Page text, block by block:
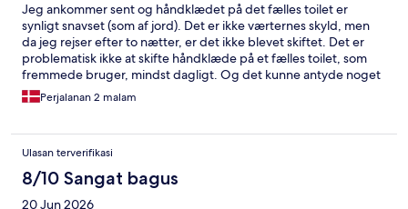
Jeg ankommer sent og håndklædet på det fælles toilet er
synligt snavset (som af jord). Det er ikke værternes skyld, men
da jeg rejser efter to nætter, er det ikke blevet skiftet. Det er
problematisk ikke at skifte håndklæde på et fælles toilet, som
fremmede bruger, mindst dagligt. Og det kunne antyde noget
om den generelle rengøringsstandard
Perjalanan 2 malam
Ulasan terverifikasi
8/10 Sangat bagus
20 Jun 2026